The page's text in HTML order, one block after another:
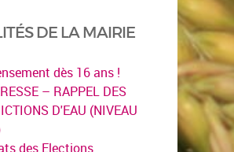
DE LA MAIRIE
dès 16 ans !
– RAPPEL DES
D'EAU (NIVEAU
des Elections